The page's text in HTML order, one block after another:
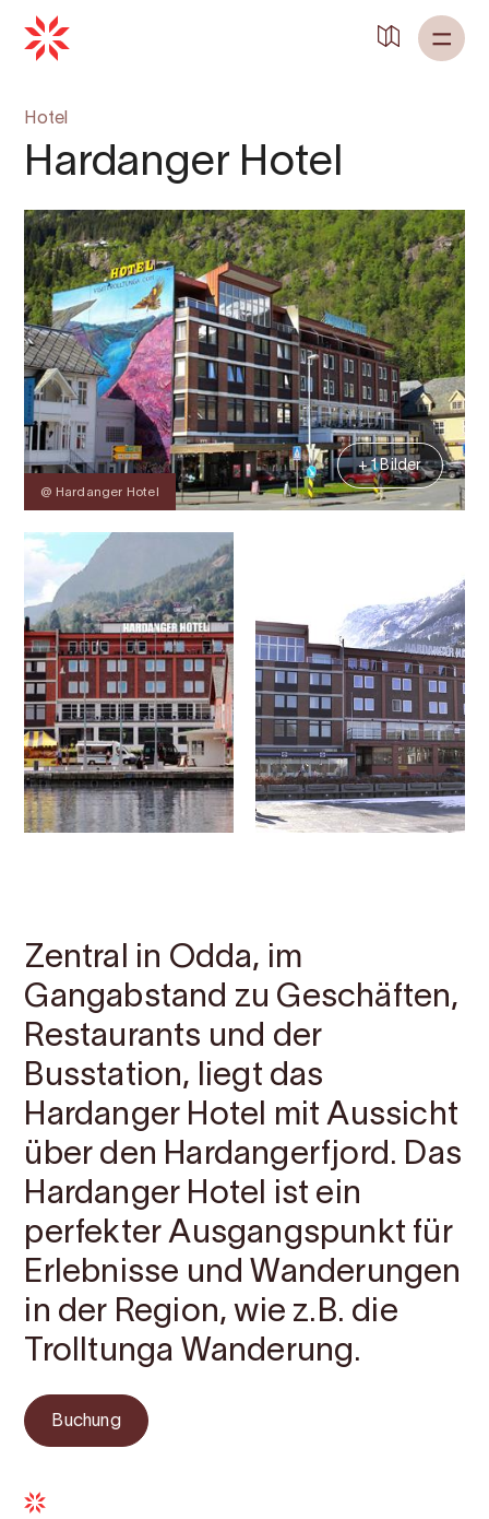
Hotel
Hardanger Hotel
@ Hardanger Hotel
+ 1 Bilder
Zentral in Odda, im
Gangabstand zu Geschäften,
Restaurants und der
Busstation, liegt das
Hardanger Hotel mit Aussicht
über den Hardangerfjord. Das
Hardanger Hotel ist ein
perfekter Ausgangspunkt für
Erlebnisse und Wanderungen
in der Region, wie z.B. die
Trolltunga Wanderung.
Buchung